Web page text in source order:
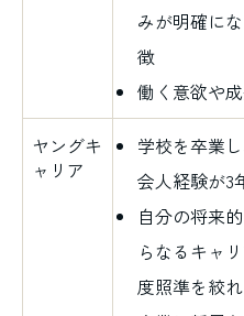
みが明確に
徴
働く意欲や
ヤングキ
ャリア
学校を卒業
会人経験が3
自分の将来
らなるキャ
度照準を絞